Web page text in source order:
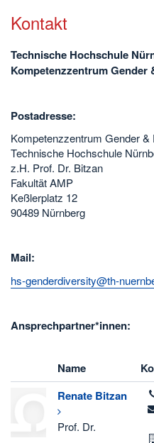
Kontakt
Technische Hochschule
Kompetenzzentrum Gender
Postadresse:
Kompetenzzentrum Gender &
Technische Hochschule
z.H. Prof. Dr. Bitzan
Fakultät AMP
Keßlerplatz 12
90489 Nürnberg
Mail:
hs-genderdiversity@th-
Ansprechpartner*innen:
Name
Renate Bitzan
Prof. Dr.